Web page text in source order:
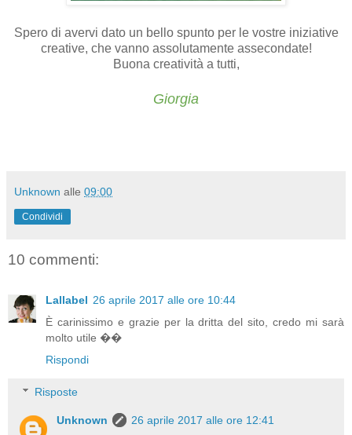
Spero di avervi dato un bello spunto per le vostre iniziative
creative, che vanno assolutamente assecondate!
Buona creatività a tutti,
Giorgia
Unknown alle 09:00
Condividi
10 commenti:
Lallabel 26 aprile 2017 alle ore 10:44
È carinissimo e grazie per la dritta del sito, credo mi sarà
molto utile ��
Rispondi
Risposte
Unknown
26 aprile 2017 alle ore 12:41